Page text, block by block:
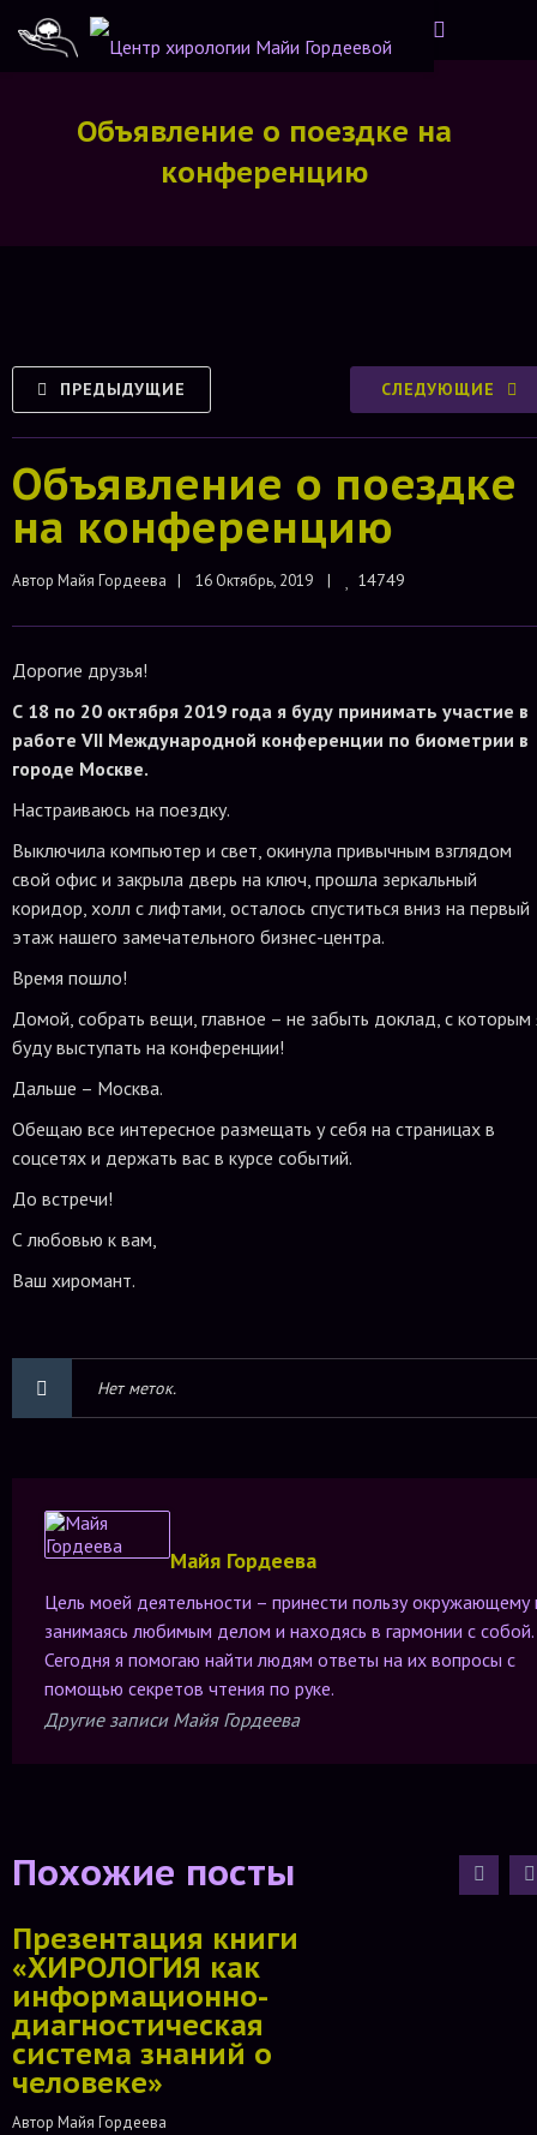
Объявление о поездке на
конференцию
СЛЕДУЮЩИЕ
ПРЕДЫДУЩИЕ
Объявление о поездке
на конференцию
Автор Майя Гордеева |    16 Октябрь, 2019    | 14749
Дорогие друзья!
С 18 по 20 октября 2019 года я буду принимать участие в
работе VII Международной конференции по биометрии в
городе Москве.
Настраиваюсь на поездку.
Выключила компьютер и свет, окинула привычным взглядом
свой офис и закрыла дверь на ключ, прошла зеркальный
коридор, холл с лифтами, осталось спуститься вниз на первый
этаж нашего замечательного бизнес-центра.
Время пошло!
Домой, собрать вещи, главное – не забыть доклад, с которым
буду выступать на конференции!
Дальше – Москва.
Обещаю все интересное размещать у себя на страницах в
соцсетях и держать вас в курсе событий.
До встречи!
С любовью к вам,
Ваш хиромант.
Нет меток.
Майя Гордеева
Цель моей деятельности – принести пользу окружающему
занимаясь любимым делом и находясь в гармонии с собой.
Сегодня я помогаю найти людям ответы на их вопросы с
помощью секретов чтения по руке.
Другие записи Майя Гордеева
Похожие посты
Презентация книги
«ХИРОЛОГИЯ как
информационно-
диагностическая
система знаний о
человеке»
Автор Майя Гордеева